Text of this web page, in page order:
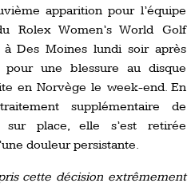
apparition pour l’équipe
Rolex Women’s World Golf
Des Moines lundi soir après
une blessure au disque
en Norvège le week-end. En
supplémentaire de
sur place, elle s’est retirée
douleur persistante.
cette décision extrêmement